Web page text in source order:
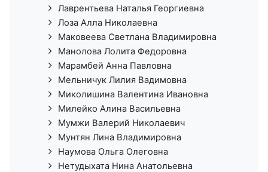
Лаврентьева Наталья Георгиевна
Лоза Алла Николаевна
Маковеева Светлана Владимировна
Манолова Лолита Федоровна
Марамбей Анна Павловна
Мельничук Лилия Вадимовна
Миколишина Валентина Ивановна
Милейко Алина Васильевна
Мумжи Валерий Николаевич
Мунтян Лина Владимировна
Наумова Ольга Олеговна
Нетудыхата Нина Анатольевна